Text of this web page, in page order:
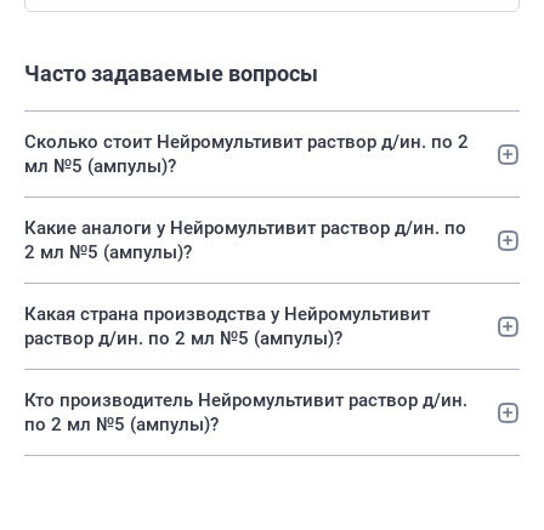
Часто задаваемые вопросы
Сколько стоит Нейромультивит раствор д/ин. по 2
мл №5 (ампулы)?
Какие аналоги у Нейромультивит раствор д/ин. по
2 мл №5 (ампулы)?
Какая страна производства у Нейромультивит
раствор д/ин. по 2 мл №5 (ампулы)?
Кто производитель Нейромультивит раствор д/ин.
по 2 мл №5 (ампулы)?